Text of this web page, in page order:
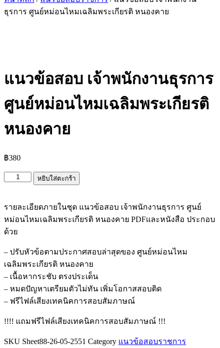
ธุรการ ศูนย์หม่อนไหมเฉลิมพระเกียรติ หนองคาย
แนวข้อสอบ เจ้าพนักงานธุรการ
ศูนย์หม่อนไหมเฉลิมพระเกียรติ
หนองคาย
฿380
จำนวน
เจ้า
พนักงาน
ศูนย์
หม่อน
ไหม
เฉลิมพระเกียรติ
หนองคาย
หยิบใส่ตะกร้า
รายละเอียดภายในชุด แนวข้อสอบ เจ้าพนักงานธุรการ ศูนย์
หม่อนไหมเฉลิมพระเกียรติ หนองคาย PDFและหนังสือ ประกอบ
ด้วย
– ปรับหัวข้อตามประกาศสอบล่าสุดของ ศูนย์หม่อนไหม
เฉลิมพระเกียรติ หนองคาย
– เนื้อหากระชับ ตรงประเด็น
– หมดปัญหาเตรียมตัวไม่ทัน เพิ่มโอกาสสอบติด
– ฟรีไฟล์เสียงเทคนิคการสอบสัมภาษณ์
!!!! แถมฟรีไฟล์เสียงเทคนิคการสอบสัมภาษณ์ !!!
SKU Sheet88-26-05-2551 Category แนวข้อสอบราชการ